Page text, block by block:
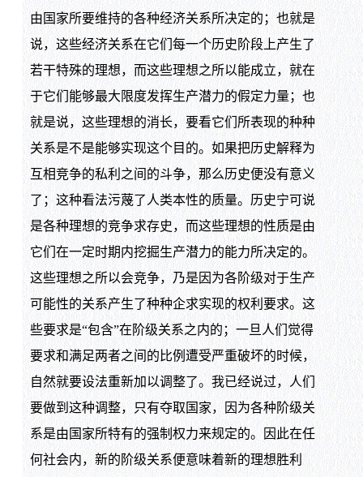
由国家所要维持的各种经济关系所决定的；也就是
说，这些经济关系在它们每一个历史阶段上产生了
若干特殊的理想，而这些理想之所以能成立，就在
于它们能够最大限度发挥生产潜力的假定力量；也
就是说，这些理想的消长，要看它们所表现的种种
关系是不是能够实现这个目的。如果把历史解释为
互相竞争的私利之间的斗争，那么历史便没有意义
了；这种看法污蔑了人类本性的质量。历史宁可说
是各种理想的竞争求存史，而这些理想的性质是由
它们在一定时期内挖掘生产潜力的能力所决定的。
这些理想之所以会竞争，乃是因为各阶级对于生产
可能性的关系产生了种种企求实现的权利要求。这
些要求是“包含”在阶级关系之内的；一旦人们觉得
要求和满足两者之间的比例遭受严重破坏的时候，
自然就要设法重新加以调整了。我已经说过，人们
要做到这种调整，只有夺取国家，因为各种阶级关
系是由国家所特有的强制权力来规定的。因此在任
何社会内，新的阶级关系便意味着新的理想胜利